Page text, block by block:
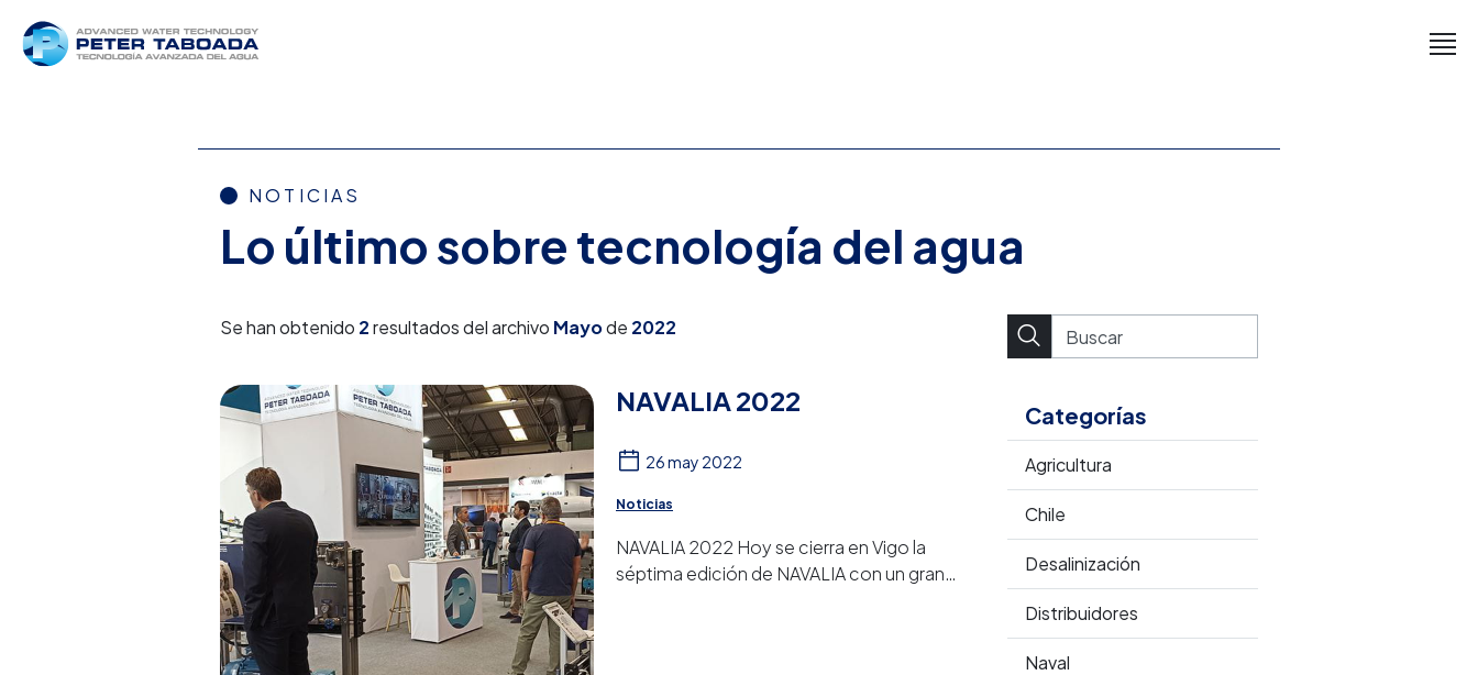
NOTICIAS
Lo último sobre tecnología del agua
Categorías
Agricultura
Chile
Desalinización
Distribuidores
Naval
Se han obtenido 2resultados del archivo Mayode 2022
NAVALIA 2022
26 may 2022
Noticias
NAVALIA 2022 Hoy se cierra en Vigo la
séptima edición de NAVALIA con un gran